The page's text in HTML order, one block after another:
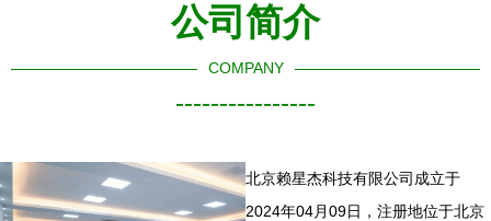
公司简介
COMPANY
----------------
北京赖星杰科技有限公司成立于
2024年04月09日，注册地位于北京